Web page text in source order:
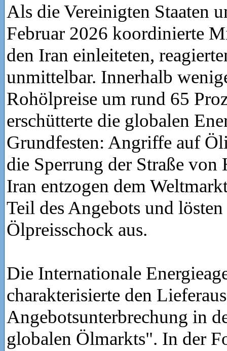
Als die Vereinigten Staaten
Februar 2026 koordinierte
den Iran einleiteten,
unmittelbar. Innerhalb
Rohölpreise um rund 65
erschütterte die globalen
Grundfesten: Angriffe auf
die Sperrung der Straße von
Iran entzogen dem
Teil des Angebots und
Ölpreisschock aus.
Die Internationale
charakterisierte den
Angebotsunterbrechung in
globalen Ölmarkts". In der